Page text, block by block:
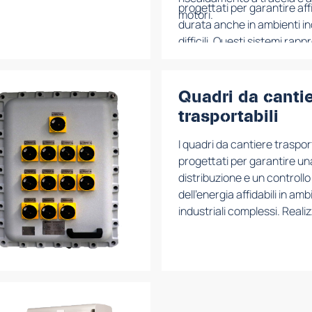
motori.
progettati per garantire
durata anche in ambienti
difficili. Questi sistemi
conformità a tutti gli
applicabili e alle specifiche
richieste dal progetto del
Quadri da
trasportabili
I quadri da cantiere
progettati per garantire
distribuzione e un controllo
dell’energia affidabili in
industriali complessi.